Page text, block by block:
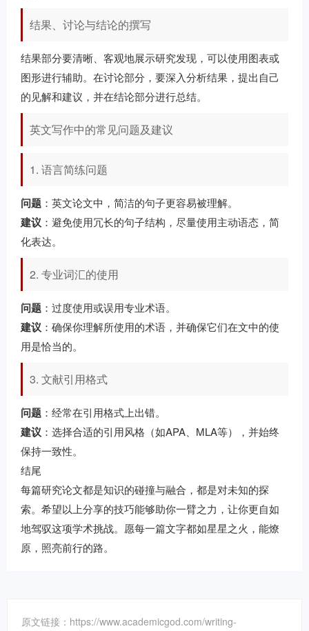
结果、讨论与结论的撰写
结果部分要清晰、客观地展示研究发现，可以使用图表或
图形进行辅助。在讨论部分，要深入分析结果，提出自己
的见解和建议，并在结论部分进行总结。
英文写作中的常见问题及建议
1. 语言简练问题
问题 ：英文论文中，简洁的句子更容易被理解。
建议 ：避免使用冗长的句子结构，尽量使用主动语态，简
化表达。
2. 专业词汇的使用
问题 ：过度使用或误用专业术语。
建议 ：确保你理解所使用的术语，并确保它们在文中的使
用是恰当的。
3. 文献引用格式
问题 ：经常在引用格式上出错。
建议 ：选择合适的引用风格（如APA、MLA等），并始终
保持一致性。
结尾
每篇研究论文都是知识的碰撞与融合，都是对未知的探
索。希望以上分享的技巧能够助你一臂之力，让你更自如
地驾驭这项学术挑战。愿每一篇文字都如星星之火，能燎
原，照亮前行的路。
原文链接：https://www.academicgod.com/writing-